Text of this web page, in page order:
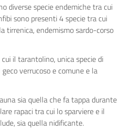
diverse specie endemiche tra cui
sono presenti 4 specie tra cui
tirrenica, endemismo sardo-corso
il tarantolino, unica specie di
verrucoso e comune e la
sia quella che fa tappa durante
rapaci tra cui lo sparviere e il
sia quella nidificante.